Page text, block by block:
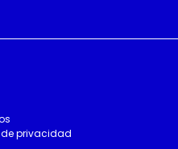
privacidad